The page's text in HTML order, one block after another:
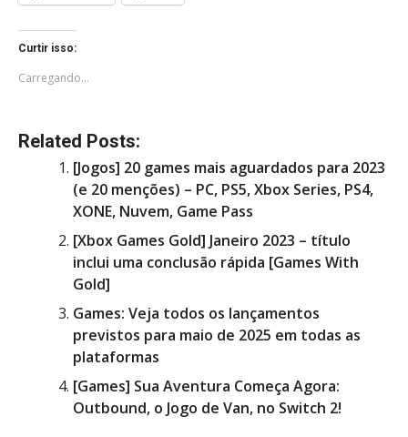
Curtir isso:
Carregando...
Related Posts:
[Jogos] 20 games mais aguardados para 2023
(e 20 menções) – PC, PS5, Xbox Series, PS4,
XONE, Nuvem, Game Pass
[Xbox Games Gold] Janeiro 2023 – título
inclui uma conclusão rápida [Games With
Gold]
Games: Veja todos os lançamentos
previstos para maio de 2025 em todas as
plataformas
[Games] Sua Aventura Começa Agora:
Outbound, o Jogo de Van, no Switch 2!